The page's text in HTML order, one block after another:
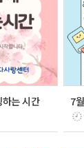
는 시간